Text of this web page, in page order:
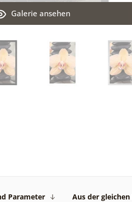
Galerie ansehen
Parameter Aus der